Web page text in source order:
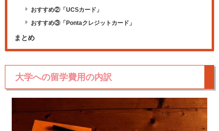
おすすめ②「UCSカード」
おすすめ③「Pontaクレジットカード」
まとめ
大学への留学費用の内訳